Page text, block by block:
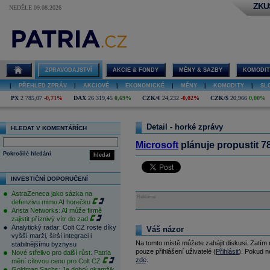
NEDĚLE 09.08.2026
ZPRAVODAJSTVÍ AKCIE & FONDY MĚNY & SAZBY
PŘEHLED ZPRÁV AKCIOVÉ EKONOMICKÉ MĚNY KOMODITY
PX 2 785,07 -0,71% DAX 26 319,45 0,69% CZK/€ 24,232 -0,02% CZK/$ 20,966 0,00%
HLEDAT V KOMENTÁŘÍCH
hledat
Pokročilé hledání
INVESTIČNÍ DOPORUČENÍ
AstraZeneca jako sázka na
defenzivu mimo AI horečku
Arista Networks: AI může firmě
zajistit příznivý vítr do zad
Analytický radar: Colt CZ roste díky
vyšší marži, širší integraci i
stabilnějšímu byznysu
Nové střelivo pro další růst. Patria
mění cílovou cenu pro Colt CZ
Detail - horké zprávy
Microsoft plánuje propustit
Reklama
Váš názor
Na tomto místě můžete zahájit diskusi.
pouze přihlášení uživatelé (Přihlásit). Pokud
zde